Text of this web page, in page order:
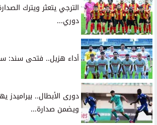
الترجي يتعثر ويترك
دوري...
أداء هزيل.. فتحى سند:
دورى الأبطال.. بيراميدز
ويضمن صدارة...